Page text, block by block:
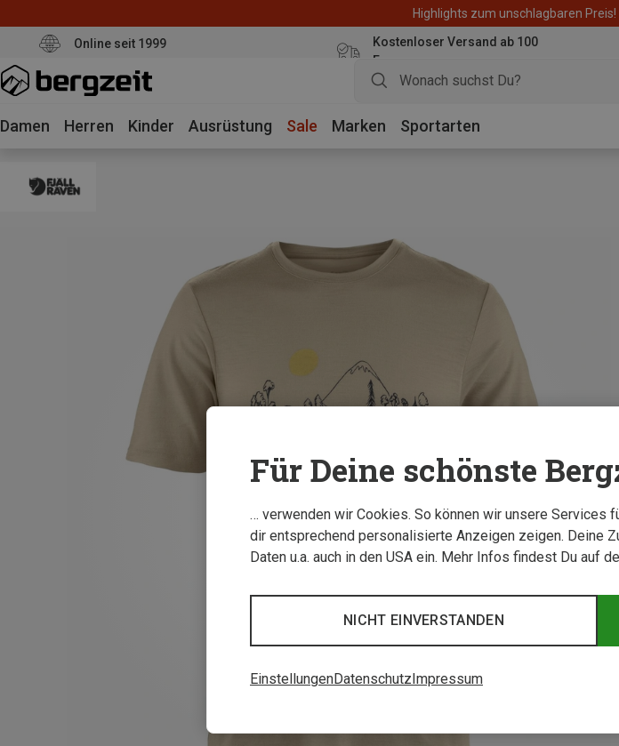
Highlights zum unschlagbaren
Online seit 1999
Kostenloser Versand ab 100
Euro
Damen Herren Kinder Ausrüstung Sale Marken Sportarten
Für Deine schönste
… verwenden wir Cookies. So können wir unsere Services
dir entsprechend personalisierte Anzeigen zeigen. Deine
Daten u.a. auch in den USA ein. Mehr Infos findest Du auf
NICHT EINVERSTANDEN
EinstellungenDatenschutz Impressum